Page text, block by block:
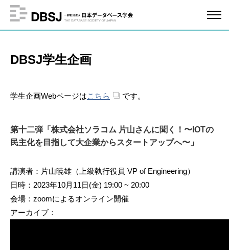
DBSJ学生企画
学生企画Webページはこちら です。
第十二弾「株式会社ソラコム 片山さんに聞く！〜IOTの
民主化を目指して大企業からスタートアップへ〜」
講演者：片山暁雄（上級執行役員 VP of Engineering）
日時：2023年10月11日(金) 19:00 ~ 20:00
会場：zoomによるオンライン開催
アーカイブ：